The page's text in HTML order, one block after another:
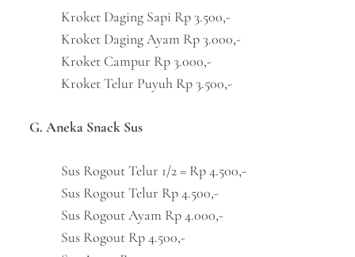
Kroket Daging Sapi Rp 3.500,-
Kroket Daging Ayam Rp 3.000,-
Kroket Campur Rp 3.000,-
Kroket Telur Puyuh Rp 3.500,-
G. Aneka Snack Sus
Sus Rogout Telur 1/2 = Rp 4.500,-
Sus Rogout Telur Rp 4.500,-
Sus Rogout Ayam Rp 4.000,-
Sus Rogout Rp 4.500,-